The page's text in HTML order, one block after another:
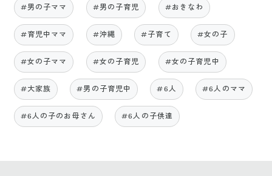
#男の子ママ #男の子育児 #おきなわ
#育児中ママ #沖縄 #子育て #女の子
#女の子ママ #女の子育児 #女の子育児中
#大家族 #男の子育児中 #6人 #6人のママ
#6人の子のお母さん #6人の子供達